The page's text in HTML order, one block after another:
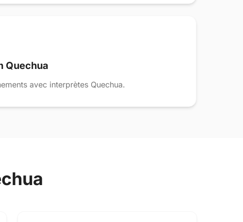
Quechua
avec interprètes Quechua.